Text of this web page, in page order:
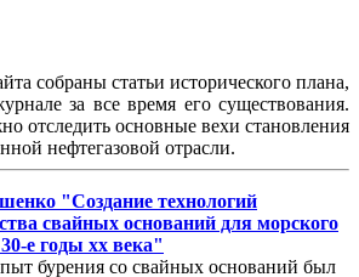
собраны статьи исторического плана,
за все время его существования.
отследить основные вехи становления
нефтегазовой отрасли.
"Создание технологий
свайных оснований для морского
е годы хх века"
бурения со свайных оснований был